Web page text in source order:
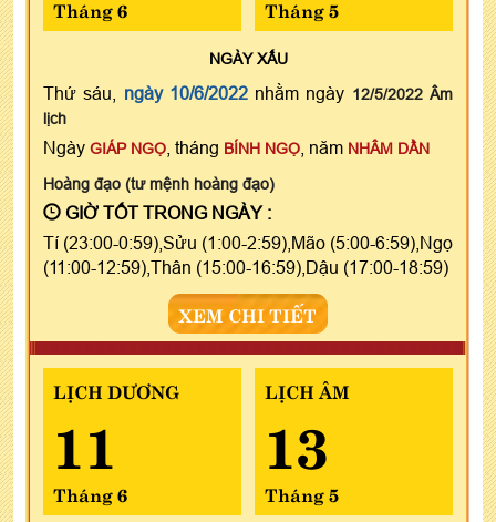
Tháng 6 Tháng 5
NGÀYXẤU
Thứ sáu, ngày 10/6/2022nhằm ngày 12/5/2022 Âm
lịch
Ngày GIÁP NGỌ , tháng BÍNH NGỌ , năm NHÂM DẦN
Hoàng đạo (tư mệnh hoàng đạo)
GIỜ TỐT TRONG NGÀY :
Tí (23:00-0:59),Sửu (1:00-2:59),Mão (5:00-6:59),Ngọ
(11:00-12:59),Thân (15:00-16:59),Dậu (17:00-18:59)
XEM CHI TIẾT
LỊCH DƯƠNG
11
Tháng 6
LỊCH ÂM
13
Tháng 5